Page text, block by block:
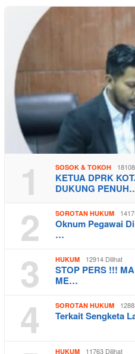
1 SOSOK & TOKOH
KETUA DPRK
DUKUNG
2 SOROTAN HUKUM
Oknum Pegawai
…
3 HUKUM 12914 Dilihat
STOP PERS !!!
ME…
4 SOROTAN HUKUM
Terkait Sengketa
HUKUM 11763 Dilihat